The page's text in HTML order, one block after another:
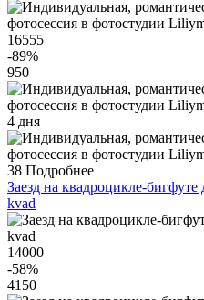
16555
-89%
950
4 дня
38 Подробнее
Заезд на квадроцикле-
kvad
14000
-58%
4150